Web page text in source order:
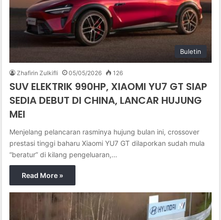
Buletin
Zhafirin Zulkifli 05/05/2026 126
SUV ELEKTRIK 990HP, XIAOMI YU7 GT SIAP
SEDIA DEBUT DI CHINA, LANCAR HUJUNG
MEI
Menjelang pelancaran rasminya hujung bulan ini, crossover
prestasi tinggi baharu Xiaomi YU7 GT dilaporkan sudah mula
“beratur” di kilang pengeluaran,…
Read More »